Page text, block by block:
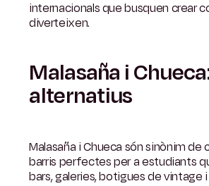
internacionals que busquen crear
diverteixen.
Malasaña i
alternatius
Malasaña i Chueca són sinònim
barris perfectes per a estudiants
bars, galeries, botigues de vintage